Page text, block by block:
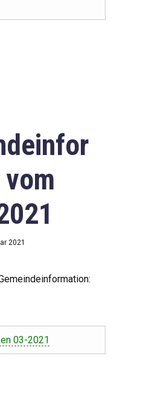
2021
03-2021